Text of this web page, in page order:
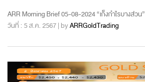
ARR Morning Brief 05-08-2024 “เก็งกำไรบางส่วน”
วันที่ : 5 ส.ค. 2567 | byARRGoldTrading